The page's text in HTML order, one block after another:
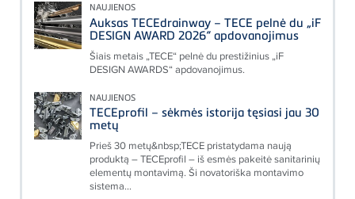
NAUJIENOS
Auksas TECEdrainway – TECE pelnė du „iF
DESIGN AWARD 2026“ apdovanojimus
Šiais metais „TECE“ pelnė du prestižinius „iF
DESIGN AWARDS“ apdovanojimus.
NAUJIENOS
TECEprofil – sėkmės istorija tęsiasi jau 30
metų
Prieš 30 metų&nbsp;TECE pristatydama naują
produktą – TECEprofil – iš esmės pakeitė sanitarinių
elementų montavimą. Ši novatoriška montavimo
sistema...